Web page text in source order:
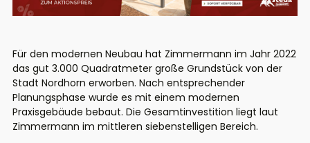
Für den modernen Neubau hat Zimmermann im Jahr 2022
das gut 3.000 Quadratmeter große Grundstück von der
Stadt Nordhorn erworben. Nach entsprechender
Planungsphase wurde es mit einem modernen
Praxisgebäude bebaut. Die Gesamtinvestition liegt laut
Zimmermann im mittleren siebenstelligen Bereich.